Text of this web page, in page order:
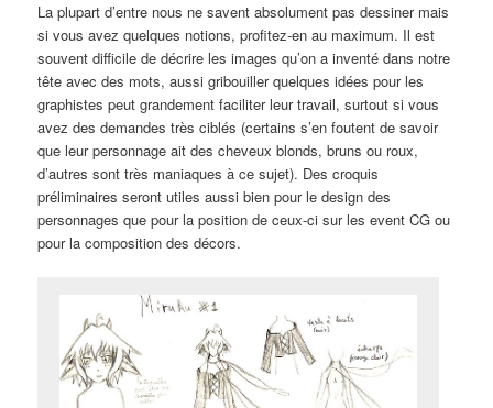
La plupart d’entre nous ne savent absolument pas dessiner mais
si vous avez quelques notions, profitez-en au maximum. Il est
souvent difficile de décrire les images qu’on a inventé dans notre
tête avec des mots, aussi gribouiller quelques idées pour les
graphistes peut grandement faciliter leur travail, surtout si vous
avez des demandes très ciblés (certains s’en foutent de savoir
que leur personnage ait des cheveux blonds, bruns ou roux,
d’autres sont très maniaques à ce sujet). Des croquis
préliminaires seront utiles aussi bien pour le design des
personnages que pour la position de ceux-ci sur les event CG ou
pour la composition des décors.